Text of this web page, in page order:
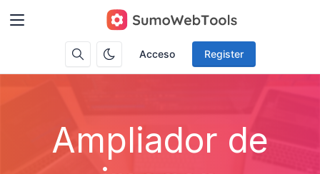
Acceso Register
Ampliador de